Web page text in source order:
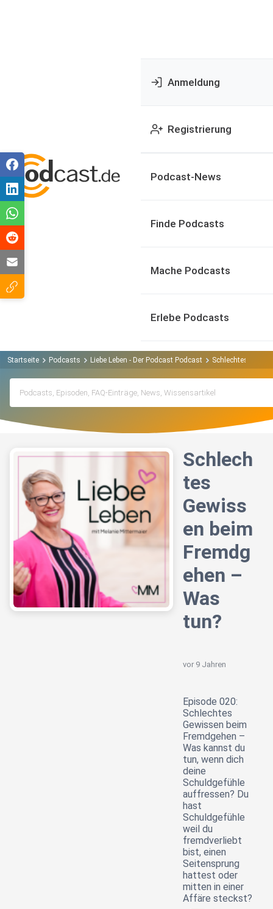
Anmeldung
Registrierung
Podcast-News
Finde Podcasts
Mache Podcasts
Erlebe Podcasts
Startseite Podcasts Liebe Leben - Der Podcast Podcast Schlechtes
Schlech
tes
Gewiss
en beim
Fremdg
ehen –
Was
tun?
vor 9 Jahren
Episode 020:
Schlechtes
Gewissen beim
Fremdgehen –
Was kannst du
tun, wenn dich
deine
Schuldgefühle
auffressen? Du
hast
Schuldgefühle
weil du
fremdverliebt
bist, einen
Seitensprung
hattest oder
mitten in einer
Affäre steckst?